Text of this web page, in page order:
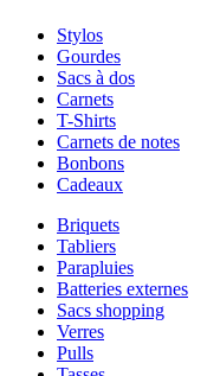
Stylos
Gourdes
Sacs à dos
Carnets
T-Shirts
Carnets de notes
Bonbons
Cadeaux
Briquets
Tabliers
Parapluies
Batteries externes
Sacs shopping
Verres
Pulls